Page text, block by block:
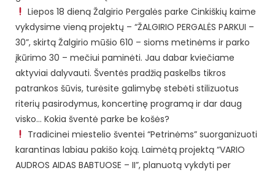
Liepos 18 dieną Žalgirio Pergalės parke Cinkiškių kaime
vykdysime vieną projektų – “ŽALGIRIO PERGALĖS PARKUI –
30”, skirtą Žalgirio mūšio 610 – sioms metinėms ir parko
įkūrimo 30 – mečiui paminėti. Jau dabar kviečiame
aktyviai dalyvauti. Šventės pradžią paskelbs tikros
patrankos šūvis, turėsite galimybę stebėti stilizuotus
riterių pasirodymus, koncertinę programą ir dar daug
visko… Kokia šventė parke be košės?
Tradicinei miestelio šventei “Petrinėms” suorganizuoti
karantinas labiau pakišo koją. Laimėtą projektą “VARIO
AUDROS AIDAS BABTUOSE – II”, planuotą vykdyti per